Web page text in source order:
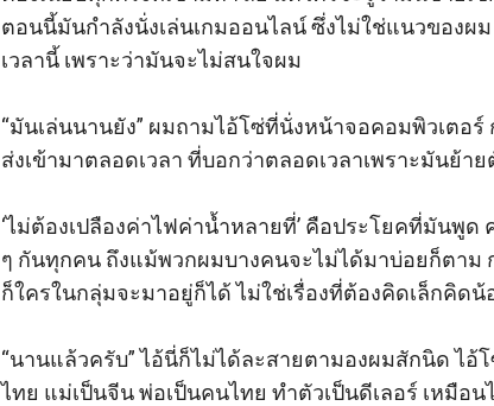
ตอนนี้มันกำลังนั่งเล่นเกมออนไลน์ ซึ่งไม่ใช่แนวของผ
เวลานี้ เพราะว่ามันจะไม่สนใจผม
“มันเล่นนานยัง” ผมถามไอ้โซ่ที่นั่งหน้าจอคอมพิวเตอ
ส่งเข้ามาตลอดเวลา ที่บอกว่าตลอดเวลาเพราะมันย้า
‘ไม่ต้องเปลืองค่าไฟค่าน้ำหลายที่’ คือประโยคที่มันพู
ๆ กันทุกคน ถึงแม้พวกผมบางคนจะไม่ได้มาบ่อยก็ตาม
ก็ใครในกลุ่มจะมาอยู่ก็ได้ ไม่ใช่เรื่องที่ต้องคิดเล็กคิดน้
“นานแล้วครับ” ไอ้นี่ก็ไม่ได้ละสายตามองผมสักนิด ไ
ไทย แม่เป็นจีน พ่อเป็นคนไทย ทำตัวเป็นดีเลอร์ เหมือ